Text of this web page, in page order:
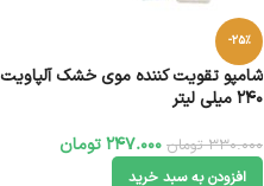
-25%
شامپو تقویت کننده موی خشک آلپاویت
240 میلی لیتر
330.000 تومان 247.000تومان
افزودن به سبد خرید